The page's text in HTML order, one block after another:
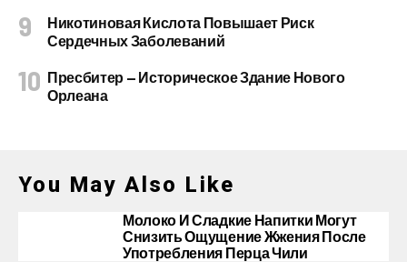
Никотиновая Кислота Повышает Риск
Сердечных Заболеваний
Пресбитер — Историческое Здание Нового
Орлеана
You May Also Like
Молоко И Сладкие Напитки Могут
Снизить Ощущение Жжения После
Употребления Перца Чили